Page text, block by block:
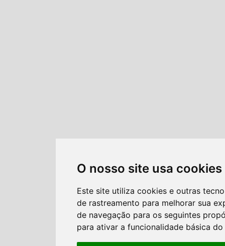
O nosso site usa cookies
Este site utiliza cookies e outras
de rastreamento para melhorar sua
de navegação para os seguintes
para ativar a funcionalidade básica